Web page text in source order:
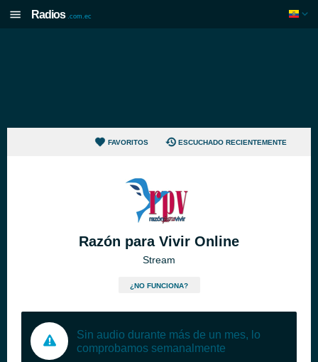
Radios .com.ec
FAVORITOS ESCUCHADO RECIENTEMENTE
Razón para Vivir Online
Stream
¿NO FUNCIONA?
Sin audio durante más de un mes, lo
comprobamos semanalmente